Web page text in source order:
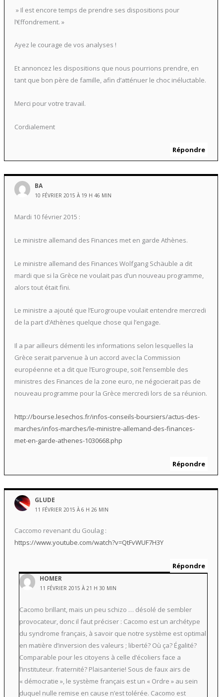
» Il est encore temps de prendre ses dispositions pour
l’€ffondrement. »
Ayez le courage de vos analyses !
Et annoncez les dispositions que nous pourrions prendre, en
tant que bon père de famille, afin d’atténuer le choc inéluctable.
Merci pour votre travail.
Cordialement
Répondre
BA
10 FÉVRIER 2015 À 19 H 46 MIN
Mardi 10 février 2015 :
Le ministre allemand des Finances met en garde Athènes.
Le ministre allemand des Finances Wolfgang Schäuble a dit
mardi que si la Grèce ne voulait pas d’un nouveau programme,
alors tout était fini.
Le ministre a ajouté que l’Eurogroupe voulait entendre mercredi
de la part d’Athènes quelque chose qui l’engage.
Il a par ailleurs démenti les informations selon lesquelles la
Grèce serait parvenue à un accord avec la Commission
européenne et a dit que l’Eurogroupe, soit l’ensemble des
ministres des Finances de la zone euro, ne négocierait pas de
nouveau programme pour la Grèce mercredi lors de sa réunion.
http://bourse.lesechos.fr/infos-conseils-boursiers/actus-des-
marches/infos-marches/le-ministre-allemand-des-finances-
met-en-garde-athenes-1030668.php
Répondre
GLUDE
11 FÉVRIER 2015 À 6 H 26 MIN
Caccomo revenant du Goulag :
https://www.youtube.com/watch?v=QtFvWUF7H3Y
Répondre
HOMER
11 FÉVRIER 2015 À 21 H 30 MIN
Cacomo brillant, mais un peu schizo … désolé de sembler
provocateur, donc il faut préciser : Cacomo est un archétype
du syndrome français, à savoir que notre système est optimal
en matière d’inversion des valeurs ; liberté? Où ça? Égalité?
Comparable pour les citoyens à celle d’écoliers face a
l’instituteur. fraternité? Plaisanterie! Sous de faux airs de
« démocratie », le système français est un « Ordre » au sein
duquel nulle remise en cause n’est tolérée. Cacomo est